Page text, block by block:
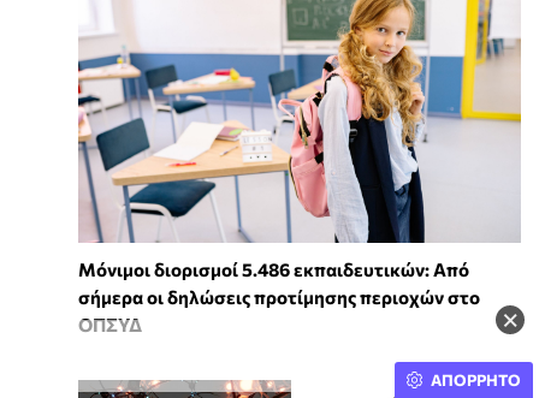
×
Μόνιμοι διορισμοί 5.486 εκπαιδευτικών: Από
σήμερα οι δηλώσεις προτίμησης περιοχών στο
ΟΠΣΥΔ
ΑΠΟΡΡΗΤΟ